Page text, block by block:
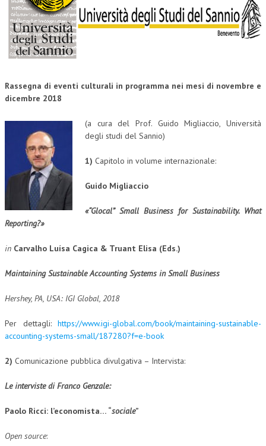
CORSI CE.S.E.D.
ARCHIVIO CORSI 2015
DIVENTA SOCIO
BROCHURE CE.S.E.D.
LA RIVISTA
COMITATO SCIENTIFICO
COMITATO EDITORIALE
REDAZIONE
PEER REVIEW
CODICE ETICO
CORPORATE SOCIAL RESPONSIBILITY
Rassegna di eventi culturali in programma nei mesi di novembre e
dicembre 2018
(a cura del Prof. Guido Migliaccio, Università
degli studi del Sannio)
1) Capitolo in volume internazionale:
Guido Migliaccio
«“Glocal” Small Business for Sustainability. What
Reporting?»
in Carvalho Luísa Cagica & Truant Elisa (Eds.)
Maintaining Sustainable Accounting Systems in Small Business
Hershey, PA, USA: IGI Global, 2018
Per dettagli: https://www.igi-global.com/book/maintaining-sustainable-
accounting-systems-small/187280?f=e-book
2) Comunicazione pubblica divulgativa – Intervista:
Le interviste di Franco Genzale:
Paolo Ricci: l’economista… “sociale”
Open source: